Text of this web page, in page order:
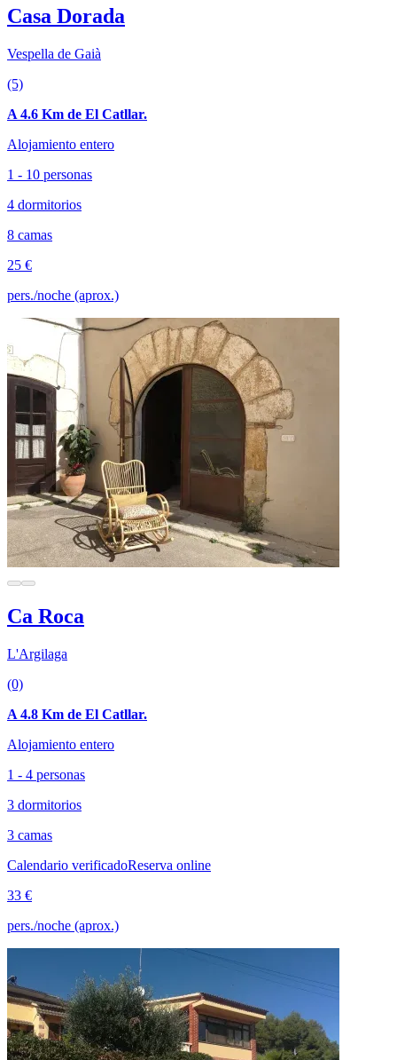
Casa Dorada
Vespella de Gaià
(5)
A 4.6 Km de El Catllar.
Alojamiento entero
1 - 10 personas
4 dormitorios
8 camas
25 €
pers./noche (aprox.)
Ca Roca
L'Argilaga
(0)
A 4.8 Km de El Catllar.
Alojamiento entero
1 - 4 personas
3 dormitorios
3 camas
Calendario verificadoReserva online
33 €
pers./noche (aprox.)